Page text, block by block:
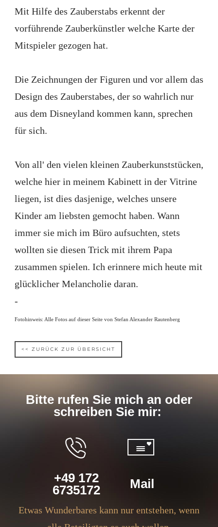
Mit Hilfe des Zauberstabs erkennt der
vorführende Zauberkünstler welche Karte der
Mitspieler gezogen hat.
Die Zeichnungen der Figuren und vor allem das
Design des Zauberstabes, der so wahrlich nur
aus dem Disneyland kommen kann, sprechen
für sich.
Von all' den vielen kleinen Zauberkunststücken,
welche hier in meinem Kabinett in der Vitrine
liegen, ist dies dasjenige, welches unsere
Kinder am liebsten gemocht haben. Wann
immer sie mich im Büro aufsuchten, stets
wollten sie diesen Trick mit ihrem Papa
zusammen spielen. Ich erinnere mich heute mit
glücklicher Melancholie daran.
-
Fotohinweis: Alle Fotos auf dieser Seite von Stefan Alexander Rautenberg
<< ZURÜCK ZUR ÜBERSICHT
Bitte rufen Sie mich an oder
schreiben Sie mir:
+49 172
6735172
Mail
Etwas Wunderbares kann nur entstehen, wenn